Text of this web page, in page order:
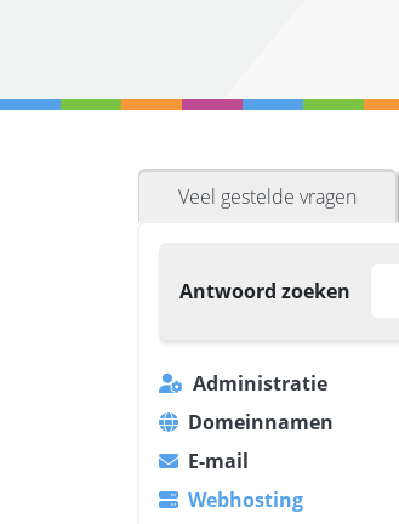
Veel gestelde vragen
Antwoord zoeken
Administratie
Domeinnamen
E-mail
Webhosting